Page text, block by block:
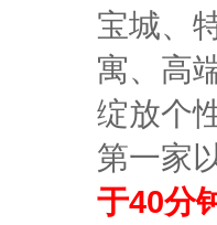
宝城、
寓、高
绽放个
第一家
于40分